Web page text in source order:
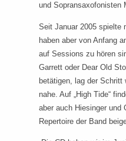
und Sopransaxofonisten
Seit Januar 2005 spielte
haben aber von Anfang
auf Sessions zu hören
Garrett oder Dear Old
betätigen, lag der Schritt
nahe. Auf „High Tide“
aber auch Hiesinger und
Repertoire der Band